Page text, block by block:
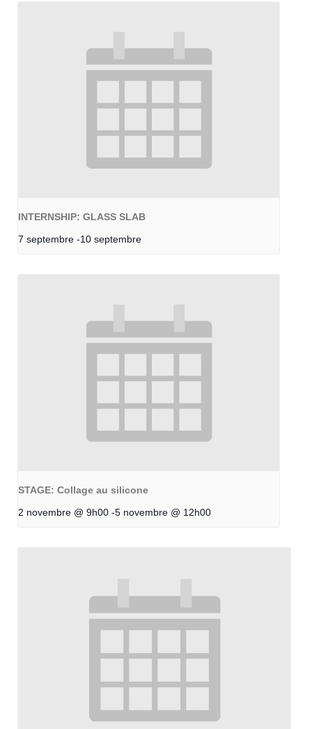
INTERNSHIP: GLASS SLAB
7 septembre -10 septembre
STAGE: Collage au silicone
2 novembre @ 9h00 -5 novembre @ 12h00